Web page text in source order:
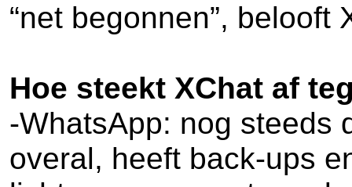
“net begonnen”, belooft
Hoe steekt XChat af
-WhatsApp: nog steeds
overal, heeft back-ups